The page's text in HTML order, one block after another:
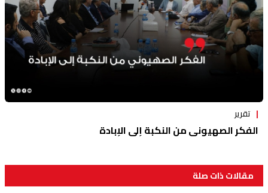
تقرير
الفكر الصهيوني من النكبة إلى الإبادة
مقالات ذات صلة